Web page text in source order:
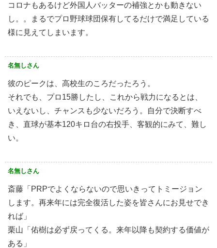
コロナもあるけど外国人バッターの補強とかも動きない
し。。まるでプロ野球球団保有してるだけで満足している
様に見えてしまいます。
名無しさん
彼のピークは、高校生のころだったろう。
それでも、プロ15勝したし、これから戦力になるとは、
いえないし、チャンスも少ないだろう。自分で決断すべ
き、直球が基本120キロ台の右投手、客観的にみて、難し
い。
名無しさん
斎藤「PRPでよくならないので思いきってトミージョン
します。再来年には完全復活した姿を皆さんにお見せでき
れば」
栗山「佑樹は必ず戻ってくる。来年以降も契約する価値が
ある」